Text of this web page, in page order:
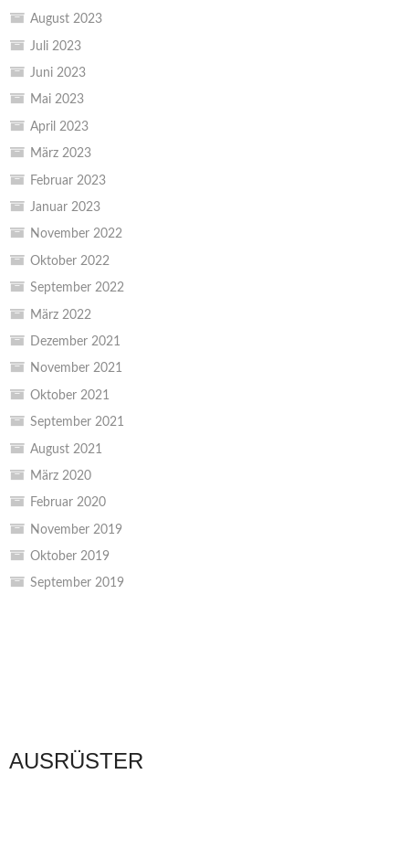
August 2023
Juli 2023
Juni 2023
Mai 2023
April 2023
März 2023
Februar 2023
Januar 2023
November 2022
Oktober 2022
September 2022
März 2022
Dezember 2021
November 2021
Oktober 2021
September 2021
August 2021
März 2020
Februar 2020
November 2019
Oktober 2019
September 2019
AUSRÜSTER